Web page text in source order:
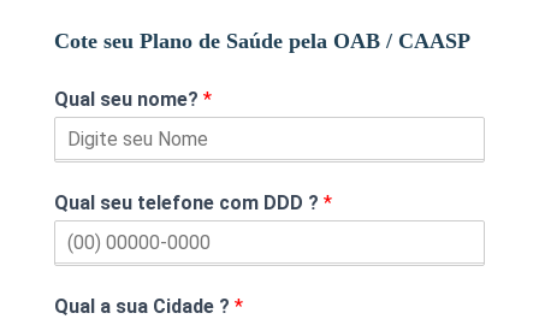
Cote seu Plano de Saúde pela OAB / CAASP
Qual seu nome? *
Qual seu telefone com DDD ? *
Qual a sua Cidade ? *